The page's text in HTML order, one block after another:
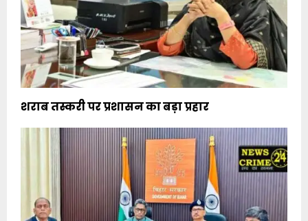
शराब तस्करी पर प्रशासन का बड़ा प्रहार